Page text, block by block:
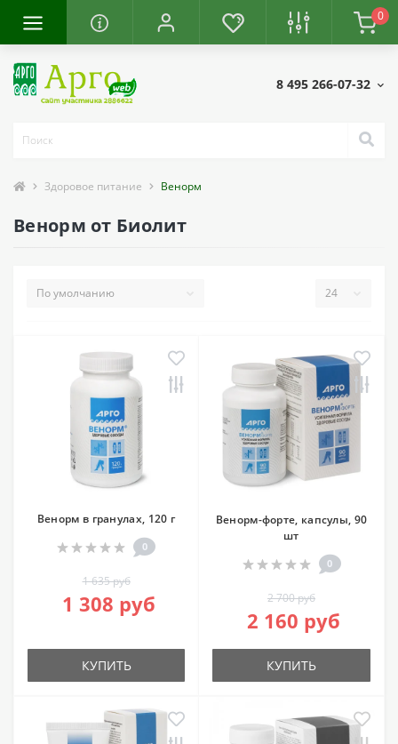
0
8 495 266-07-32
Здоровое питание Венорм
Венорм от Биолит
Венорм в гранулах, 120 г
0
1 635 руб
1 308 руб
КУПИТЬ
Венорм-форте, капсулы, 90
шт
0
2 700 руб
2 160 руб
КУПИТЬ